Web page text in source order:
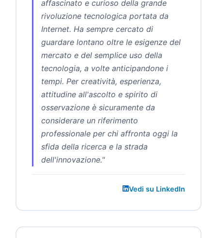
affascinato e curioso della grande
rivoluzione tecnologica portata da
Internet. Ha sempre cercato di
guardare lontano oltre le esigenze del
mercato e del semplice uso della
tecnologia, a volte anticipandone i
tempi. Per creatività, esperienza,
attitudine all'ascolto e spirito di
osservazione è sicuramente da
considerare un riferimento
professionale per chi affronta oggi la
sfida della ricerca e la strada
dell'innovazione."
Vedi su LinkedIn